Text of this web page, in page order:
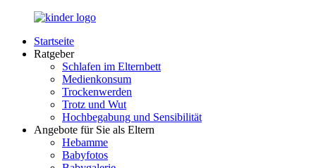
Zurück
Inhalt
LuckyKids.de
Das
Nachwuchs
Startseite
Ratgeber
Schlafen im Elternbett
Medienkonsum
Trockenwerden
Trotz und Wut
Hochbegabung und Sensibilität
Angebote für Sie als Eltern
Hebamme
Babyfotos